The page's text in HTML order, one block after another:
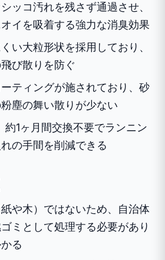
ッコ汚れを残さず通過させ、
イを吸着する強力な消臭効果
い大粒形状を採用しており、
び散りを防ぐ
ティングが施されており、砂
塵の舞い散りが少ない
約1ヶ月間交換不要でランニン
の手間を削減できる
や木）ではないため、自治体
ミとして処理する必要があり
る